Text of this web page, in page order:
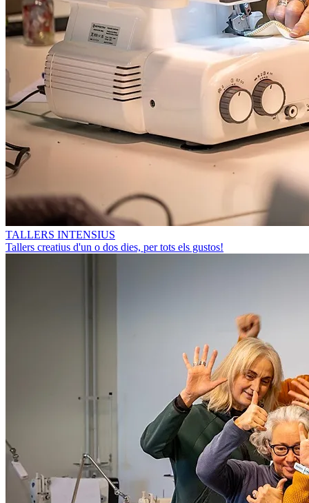
TALLERS INTENSIUS
Tallers creatius d'un o dos dies, per tots els gustos!